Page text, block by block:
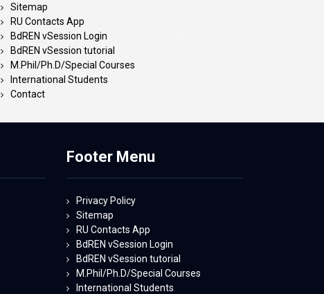
Sitemap
RU Contacts App
BdREN vSession Login
BdREN vSession tutorial
M.Phil/Ph.D/Special Courses
International Students
Contact
Footer Menu
Privacy Policy
Sitemap
RU Contacts App
BdREN vSession Login
BdREN vSession tutorial
M.Phil/Ph.D/Special Courses
International Students